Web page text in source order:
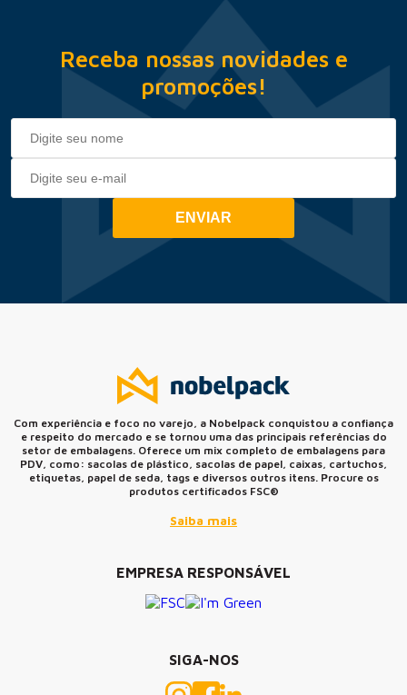
Receba nossas novidades e
promoções!
ENVIAR
Com experiência e foco no varejo, a Nobelpack conquistou a confiança
e respeito do mercado e se tornou uma das principais referências do
setor de embalagens. Oferece um mix completo de embalagens para
PDV, como: sacolas de plástico, sacolas de papel, caixas, cartuchos,
etiquetas, papel de seda, tags e diversos outros itens. Procure os
produtos certificados FSC®
Saiba mais
EMPRESA RESPONSÁVEL
SIGA-NOS